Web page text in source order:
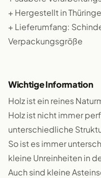
+ Hergestellt in
+ Lieferumfang:
Verpackungsgröße
Wichtige Information
Holz ist ein reines
Holz ist nicht immer
unterschiedliche
So ist es immer
kleine Unreinheiten in
Auch sind kleine